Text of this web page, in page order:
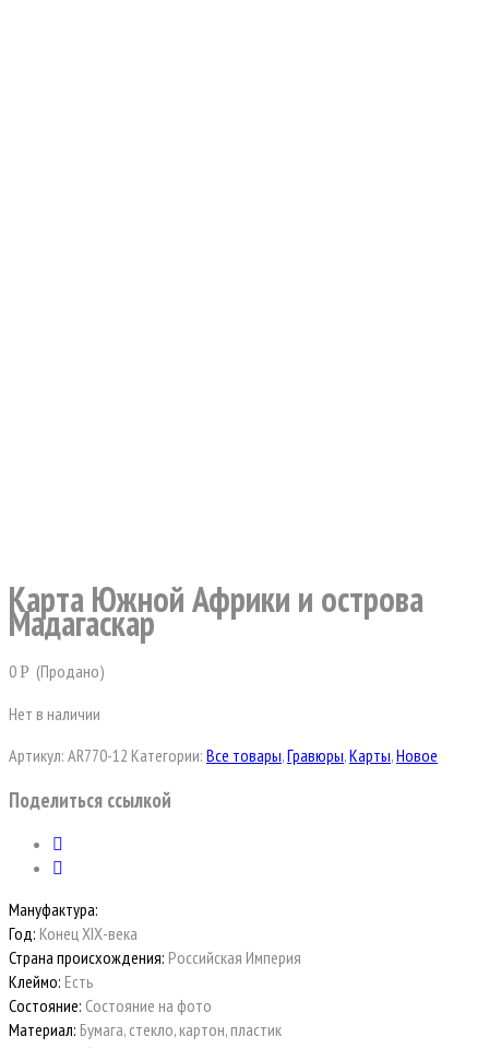
Карта Южной Африки и острова
Мадагаскар
0Р (Продано)
Нет в наличии
Артикул: AR770-12 Категории: Все товары,Гравюры,Карты,Новое
Поделиться ссылкой
Мануфактура:
Год: Конец ХIХ-века
Страна происхождения: Российская Империя
Клеймо: Есть
Состояние: Состояние на фото
Материал: Бумага, стекло, картон, пластик